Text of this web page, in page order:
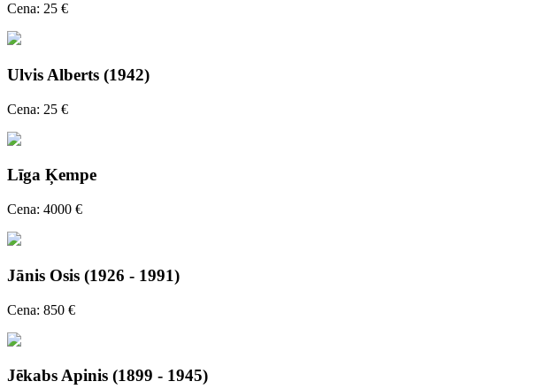
Cena: 25 €
Ulvis Alberts (1942)
Cena: 25 €
Līga Ķempe
Cena: 4000 €
Jānis Osis (1926 - 1991)
Cena: 850 €
Jēkabs Apinis (1899 - 1945)